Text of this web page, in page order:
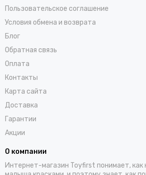
Пользовательское соглашение
Условия обмена и возврата
Блог
Обратная связь
Оплата
Контакты
Карта сайта
Доставка
Гарантии
Акции
О компании
Интернет-магазин Toyfirst понимает, как